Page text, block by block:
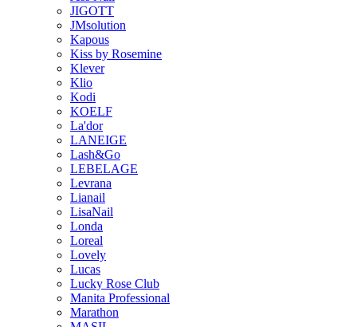
JIGOTT
JMsolution
Kapous
Kiss by Rosemine
Klever
Klio
Kodi
KOELF
La'dor
LANEIGE
Lash&Go
LEBELAGE
Levrana
Lianail
LisaNail
Londa
Loreal
Lovely
Lucas
Lucky Rose Club
Manita Professional
Marathon